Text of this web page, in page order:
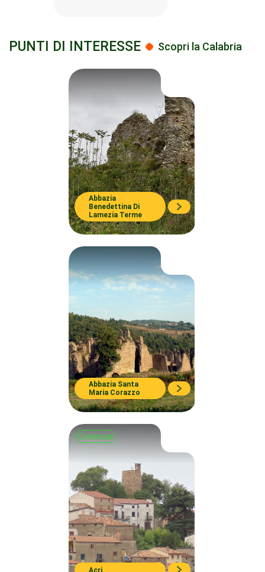
PUNTI DI INTERESSE Scopri la Calabria
Abbazia
Benedettina Di
Lamezia Terme
Abbazia Santa
Maria Corazzo
Cosenza
Acri